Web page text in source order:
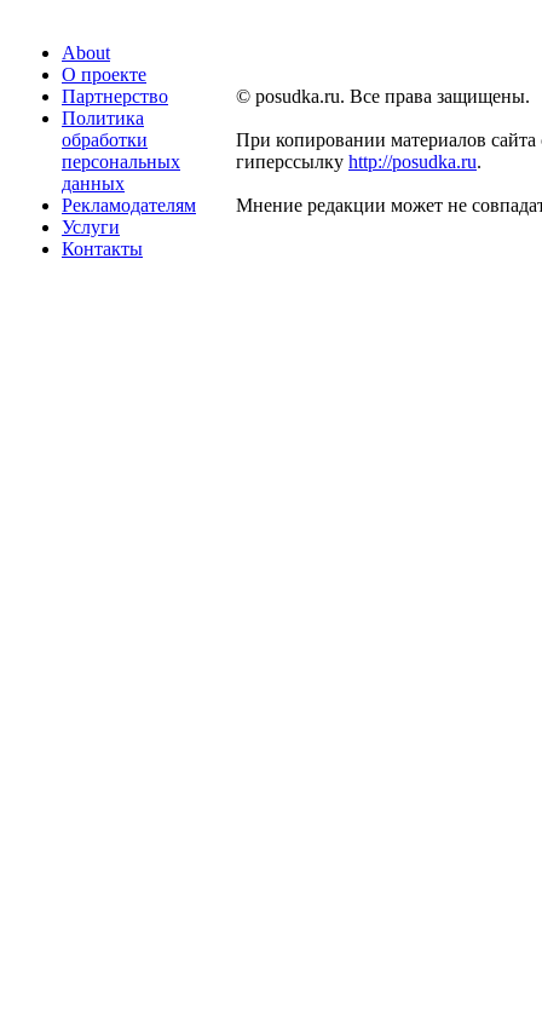
About
О проекте
Партнерство
Политика
обработки
персональных
данных
Рекламодателям
Услуги
Контакты
© posudka.ru. Все права защищены.
При копировании материалов сайта
гиперссылку http://posudka.ru.
Мнение редакции может не